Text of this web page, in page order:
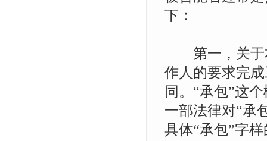
下：
第一，关于
作人的要求完
同。“承包”这
一部法律对“承
具体“承包”字